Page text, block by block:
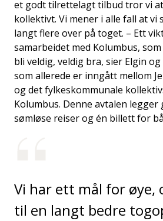
et godt tilrettelagt tilbud tror vi
kollektivt. Vi mener i alle fall at vi
langt flere over på toget. – Ett
samarbeidet med Kolumbus,
bli veldig, veldig bra, sier Elgin
som allerede er inngått mellom
og det fylkeskommunale
Kolumbus. Denne avtalen
sømløse reiser og én billett for
Vi har ett mål for øye,
til en langt bedre